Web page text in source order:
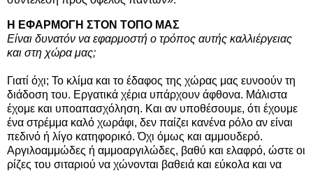
Η ΕΦΑΡΜΟΓΗ ΣΤΟΝ ΤΟΠΟ ΜΑΣ
Είναι δυνατόν να εφαρμοστή ο τρόπος αυτής καλλιέργειας
και στη χώρα μας;
Γιατί όχι; Το κλίμα και το έδαφος της χώρας μας ευνοούν τη
διάδοση του. Εργατικά χέρια υπάρχουν άφθονα. Μάλιστα
έχομε και υποαπασχόληση. Και αν υποθέσουμε, ότι έχουμε
ένα στρέμμα καλό χωράφι, δεν παίζει κανένα ρόλο αν είναι
πεδινό ή λίγο κατηφορικό. Όχι όμως και αμμουδερό.
Αργιλοαμμώδες ή αμμοαργιλώδες, βαθύ και ελαφρό, ώστε οι
ρίζες του σιταριού να χώνονται βαθειά και εύκολα και να